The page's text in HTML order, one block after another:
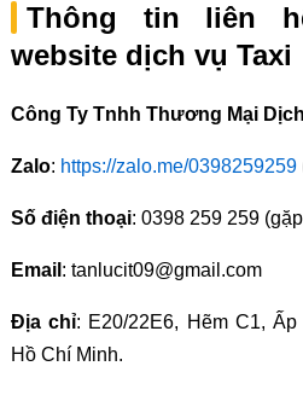
Thông tin liên
website dịch vụ Taxi
Công Ty Tnhh Thương Mại
Zalo: https://zalo.me/0398259259
Số điện thoại: 0398 259 259
Email : tanlucit09@gmail.com
Địa chỉ: E20/22E6, Hẽm C1,
Hồ Chí Minh.